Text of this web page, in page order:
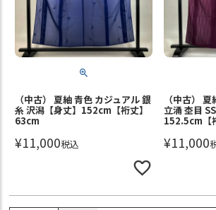
（中古） 夏紬 青色 カジュアル 銀
糸 沢潟【身丈】152cm【裄丈】
63cm
¥11,000税込
（中古）
立涌 杢目
152.5cm【
¥11,000